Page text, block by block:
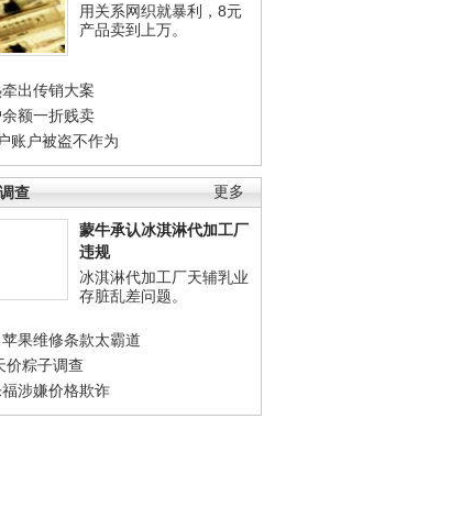
用关系网织就暴利，8元
产品卖到上万。
出传销大案
额一折贱卖
账户被盗不作为
更多
查
蒙牛承认冰淇淋代加工厂
违规
冰淇淋代加工厂天辅乳业
存脏乱差问题。
果维修条款太霸道
价粽子调查
涉嫌价格欺诈